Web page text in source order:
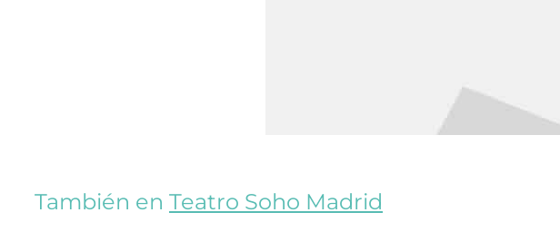
También en Teatro Soho Madrid